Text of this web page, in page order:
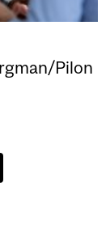
Pilon